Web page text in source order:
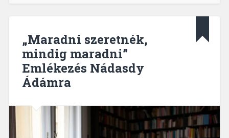
„Maradni szeretnék,
mindig maradni”
Emlékezés Nádasdy
Ádámra